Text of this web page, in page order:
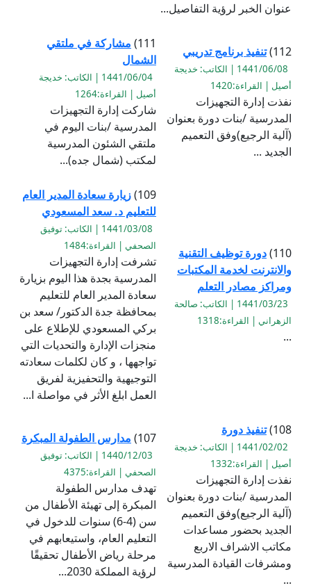
عنوان الخبر لرؤية التفاصيل...
112) تنفيذ برنامج تدريبي
1441/06/08 | الكاتب: خديجة
أصيل | القراءة:1420
نفذت إدارة التجهيزات
المدرسية /بنات دورة بعنوان
(آلية الرجيع)وفق التعميم
الجديد ...
111) مشاركة في ملتقي
الشمال
1441/06/04 | الكاتب: خديجة
أصيل | القراءة:1264
شاركت إدارة التجهيزات
المدرسية /بنات اليوم في
ملتقي الشئون المدرسية
لمكتب (شمال جده)...
110) دورة توظيف التقنية
والانترنت لخدمة المكتبات
ومراكز مصادر التعلم
1441/03/23 | الكاتب: صالحة
الزهراني | القراءة:1318
...
109) زيارة سعادة المدير العام
للتعليم د. سعد المسعودي
1441/03/08 | الكاتب: توفيق
الصحفي | القراءة:1484
تشرفت إدارة التجهيزات
المدرسية بجدة هذا اليوم بزيارة
سعادة المدير العام للتعليم
بمحافظة جدة الدكتور/ سعد بن
بركي المسعودي للإطلاع على
منجزات الإدارة والتحديات التي
تواجهها ، و كان لكلمات سعادته
التوجيهية والتحفيزية لفريق
العمل ابلغ الأثر في مواصلة ا...
108) تنفيذ دورة
1441/02/02 | الكاتب: خديجة
أصيل | القراءة:1332
نفذت إدارة التجهيزات
المدرسية /بنات دورة بعنوان
(آلية الرجيع)وفق التعميم
الجديد بحضور مساعدات
مكاتب الاشراف الاربع
ومشرفات القيادة المدرسية
...
107) مدارس الطفولة المبكرة
1440/12/03 | الكاتب: توفيق
الصحفي | القراءة:4375
تهدف مدارس الطفولة
المبكرة إلى تهيئة الأطفال من
سن (4-6) سنوات للدخول في
التعليم العام، واستيعابهم في
مرحلة رياض الأطفال تحقيقًا
لرؤية المملكة 2030...